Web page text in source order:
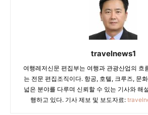
travelnews1
여행레저신문 편집부는 여행과 관광산업의 흐
는 전문 편집조직이다. 항공, 호텔, 크루즈, 문
넓은 분야를 다루며 신뢰할 수 있는 기사와 해
행하고 있다. 기사 제보 및 보도자료: